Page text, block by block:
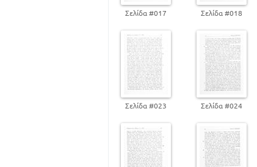
Σελίδα #017 Σελίδα #018
Σελίδα #023 Σελίδα #024